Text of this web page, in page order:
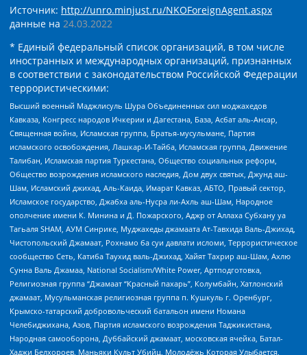
Источник: http://unro.minjust.ru/NKOForeignAgent.aspx
данные на 24.03.2022
* Единый федеральный список организаций, в том числе
иностранных и международных организаций, признанных
в соответствии с законодательством Российской Федерации
террористическими:
Высший военный Маджлисуль Шура Объединенных сил моджахедов
Кавказа, Конгресс народов Ичкерии и Дагестана, База, Асбат аль-Ансар,
Священная война, Исламская группа, Братья-мусульмане, Партия
исламского освобождения, Лашкар-И-Тайба, Исламская группа, Движение
Талибан, Исламская партия Туркестана, Общество социальных реформ,
Общество возрождения исламского наследия, Дом двух святых, Джунд аш-
Шам, Исламский джихад, Аль-Каида, Имарат Кавказ, АБТО, Правый сектор,
Исламское государство, Джабха аль-Нусра ли-Ахль аш-Шам, Народное
ополчение имени К. Минина и Д. Пожарского, Аджр от Аллаха Субхану уа
Тагьаля SHAM, АУМ Синрике, Муджахеды джамаата Ат-Тавхида Валь-Джихад,
Чистопольский Джамаат, Рохнамо ба суи давлати исломи, Террористическое
сообщество Сеть, Катиба Таухид валь-Джихад, Хайят Тахрир аш-Шам, Ахлю
Сунна Валь Джамаа, National Socialism/White Power, Артподготовка,
Религиозная группа “Джамаат “Красный пахарь”, Колумбайн, Хатлонский
джамаат, Мусульманская религиозная группа п. Кушкуль г. Оренбург,
Крымско-татарский добровольческий батальон имени Номана
Челебиджихана, Азов, Партия исламского возрождения Таджикистана,
Народная самооборона, Дуббайский джамаат, московская ячейка, Батал-
Хаджи Белхороев, Маньяки Культ Убийц, Молодёжь Которая Улыбается,